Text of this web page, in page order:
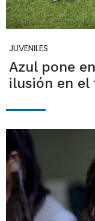
JUVENILES
Azul pone
ilusión en el